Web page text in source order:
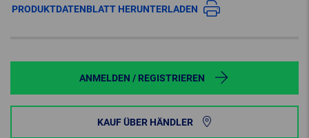
PRODUKTDATENBLATT HERUNTERLADEN
ANMELDEN / REGISTRIEREN
KAUF ÜBER HÄNDLER